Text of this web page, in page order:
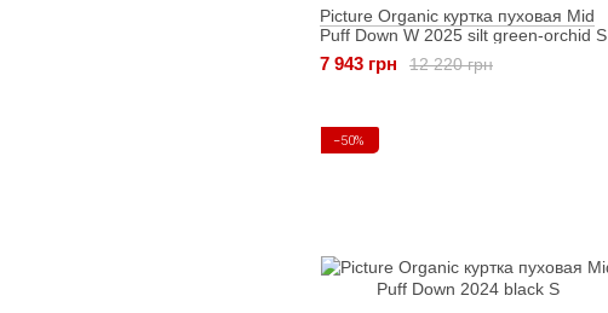
Picture Organic куртка пуховая Mid
Puff Down W 2025 silt green-orchid S
12 220 грн
7 943 грн
−50%